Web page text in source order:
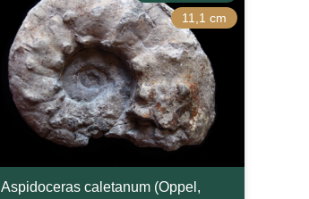
11,1 cm
Aspidoceras caletanum (Oppel,